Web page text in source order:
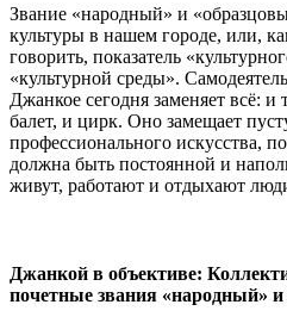
Звание «народный» и
культуры в нашем городе, или,
говорить, показатель
«культурной среды».
Джанкое сегодня заменяет всё:
балет, и цирк. Оно замещает
профессионального искусства,
должна быть постоянной и
живут, работают и отдыхают
Джанкой в объективе:
почетные звания «народный» и